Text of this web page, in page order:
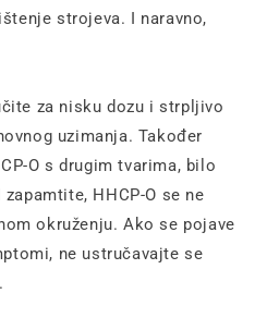
strojeva. I naravno,
za nisku dozu i strpljivo
uzimanja. Također
O s drugim tvarima, bilo
HHCP-O se ne
okruženju. Ako se pojave
ne ustručavajte se